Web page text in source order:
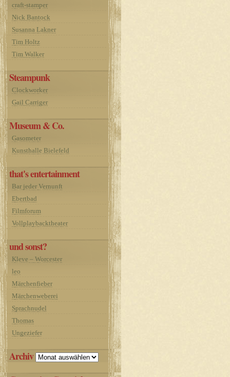
craft-stamper
Nick Bantock
Susanna Lakner
Tim Holtz
Tim Walker
Steampunk
Clockworker
Gail Carriger
Museum & Co.
Gasometer
Kunsthalle Bielefeld
that's entertainment
Bar jeder Vernunft
Ebertbad
Filmforum
Vollplaybacktheater
und sonst?
Kleve – Worcester
leo
Märchenfieber
Märchenweberei
Sprachnudel
Thomas
Ungeziefer
ArchivArchiv